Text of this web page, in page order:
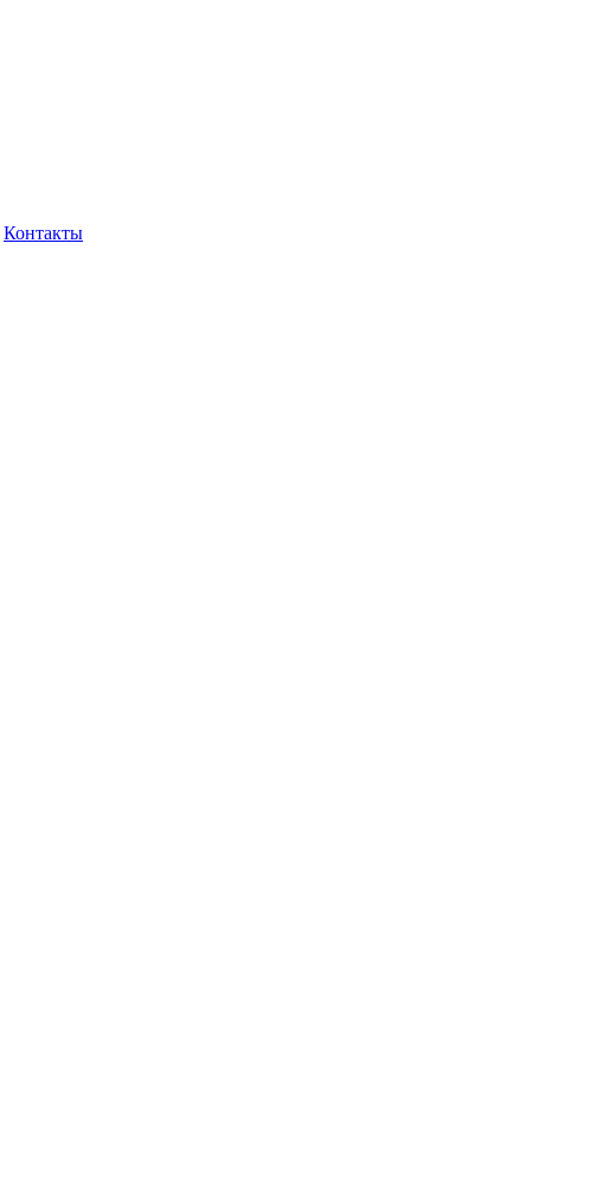
Контакты